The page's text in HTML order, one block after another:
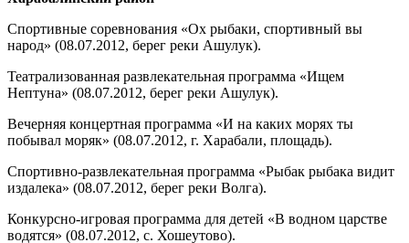
Спортивные соревнования «Ох рыбаки, спортивный вы
народ» (08.07.2012, берег реки Ашулук).
Театрализованная развлекательная программа «Ищем
Нептуна» (08.07.2012, берег реки Ашулук).
Вечерняя концертная программа «И на каких морях ты
побывал моряк» (08.07.2012, г. Харабали, площадь).
Спортивно-развлекательная программа «Рыбак рыбака видит
издалека» (08.07.2012, берег реки Волга).
Конкурсно-игровая программа для детей «В водном царстве
водятся» (08.07.2012, с. Хошеутово).